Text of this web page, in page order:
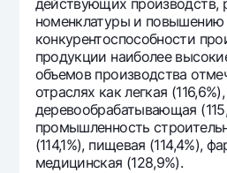
действующих производств,
номенклатуры и повышению
конкурентоспособности
продукции наиболее
объемов производства
отраслях как легкая (116,6%),
деревообрабатывающая
промышленность
(114,1%), пищевая (114,4%),
медицинская (128,9%).